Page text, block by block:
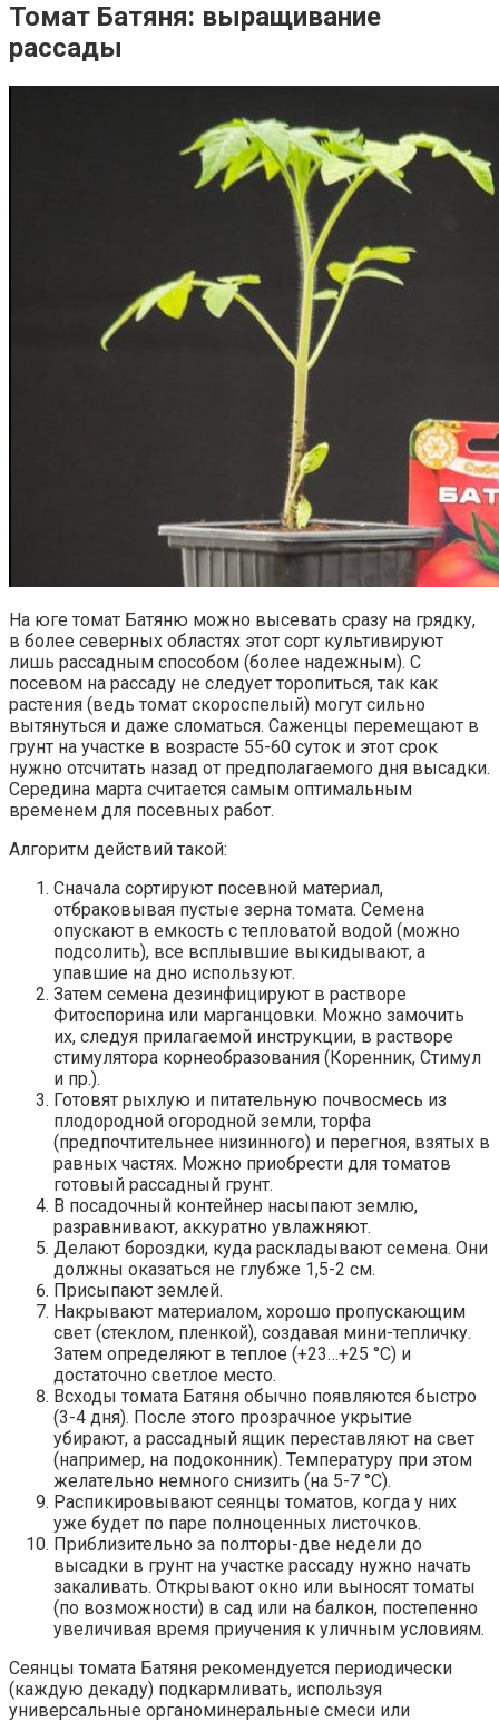
Томат Батяня: выращивание
рассады
На юге томат Батяню можно высевать сразу на грядку,
в более северных областях этот сорт культивируют
лишь рассадным способом (более надежным). С
посевом на рассаду не следует торопиться, так как
растения (ведь томат скороспелый) могут сильно
вытянуться и даже сломаться. Саженцы перемещают в
грунт на участке в возрасте 55-60 суток и этот срок
нужно отсчитать назад от предполагаемого дня высадки.
Середина марта считается самым оптимальным
временем для посевных работ.
Алгоритм действий такой:
Сначала сортируют посевной материал,
отбраковывая пустые зерна томата. Семена
опускают в емкость с тепловатой водой (можно
подсолить), все всплывшие выкидывают, а
упавшие на дно используют.
Затем семена дезинфицируют в растворе
Фитоспорина или марганцовки. Можно замочить
их, следуя прилагаемой инструкции, в растворе
стимулятора корнеобразования (Коренник, Стимул
и пр.).
Готовят рыхлую и питательную почвосмесь из
плодородной огородной земли, торфа
(предпочтительнее низинного) и перегноя, взятых в
равных частях. Можно приобрести для томатов
готовый рассадный грунт.
В посадочный контейнер насыпают землю,
разравнивают, аккуратно увлажняют.
Делают бороздки, куда раскладывают семена. Они
должны оказаться не глубже 1,5-2 см.
Присыпают землей.
Накрывают материалом, хорошо пропускающим
свет (стеклом, пленкой), создавая мини-тепличку.
Затем определяют в теплое (+23…+25 °C) и
достаточно светлое место.
Всходы томата Батяня обычно появляются быстро
(3-4 дня). После этого прозрачное укрытие
убирают, а рассадный ящик переставляют на свет
(например, на подоконник). Температуру при этом
желательно немного снизить (на 5-7 °C).
Распикировывают сеянцы томатов, когда у них
уже будет по паре полноценных листочков.
Приблизительно за полторы-две недели до
высадки в грунт на участке рассаду нужно начать
закаливать. Открывают окно или выносят томаты
(по возможности) в сад или на балкон, постепенно
увеличивая время приучения к уличным условиям.
Сеянцы томата Батяня рекомендуется периодически
(каждую декаду) подкармливать, используя
универсальные органоминеральные смеси или